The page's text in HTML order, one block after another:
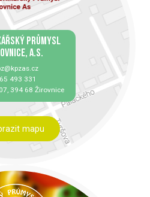
PRŮMYSL
A.S.
493 331
394 68 Žirovnice
mapu